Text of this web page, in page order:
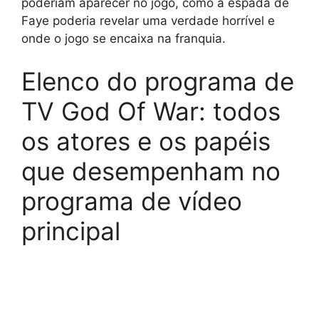
poderiam aparecer no jogo, como a espada de
Faye poderia revelar uma verdade horrível e
onde o jogo se encaixa na franquia.
Elenco do programa de
TV God Of War: todos
os atores e os papéis
que desempenham no
programa de vídeo
principal